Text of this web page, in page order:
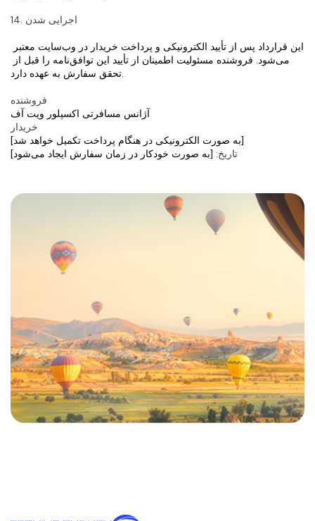
14. اجرایی شدن
تحقق سفارش به عهده دارد.
فروشنده
آژانس مسافرتی اکسپلور ویت آف
خریدار
[به صورت الکترونیکی در هنگام پرداخت تکمیل خواهد شد]
تاریخ: [به صورت خودکار در زمان سفارش ایجاد می‌شود]